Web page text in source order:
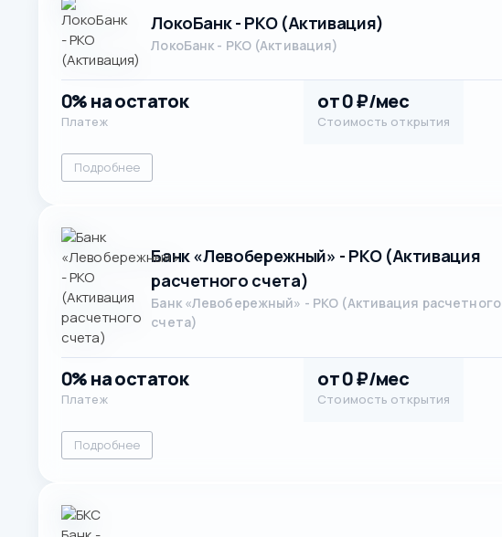
ЛокоБанк - РКО (Активация)
ЛокоБанк - РКО (Активация)
0% на остаток
Платеж
от 0 ₽/мес
Стоимость открытия
Подробнее
Банк «Левобережный» - РКО (Активация
расчетного счета)
Банк «Левобережный» - РКО (Активация расчетного
счета)
0% на остаток
Платеж
от 0 ₽/мес
Стоимость открытия
Подробнее